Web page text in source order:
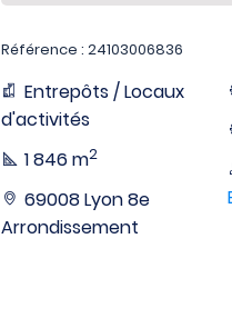
Référence : 24103006836
Entrepôts / Locaux
d'activités
1 846 m2
69008 Lyon 8e
Arrondissement